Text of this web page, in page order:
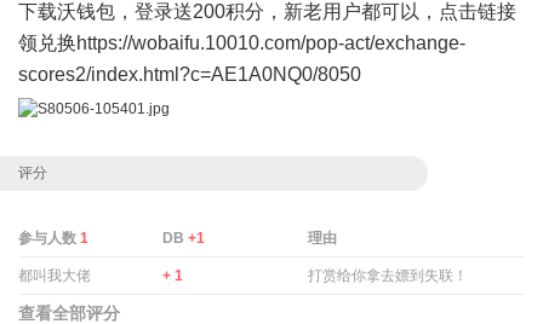
下载沃钱包，登录送200积分，新老用户都可以，点击链接
领兑换https://wobaifu.10010.com/pop-act/exchange-
scores2/index.html?c=AE1A0NQ0/8050
评分
参与人数 1 DB+1 理由
都叫我大佬 + 1 打赏给你拿去嫖到失联！
查看全部评分